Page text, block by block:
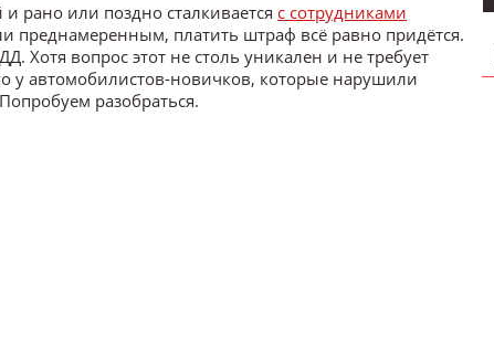
рано или поздно сталкивается с сотрудниками
платить штраф всё равно придётся.
Хотя вопрос этот не столь уникален и не требует
у автомобилистов-новичков, которые нарушили
разобраться.